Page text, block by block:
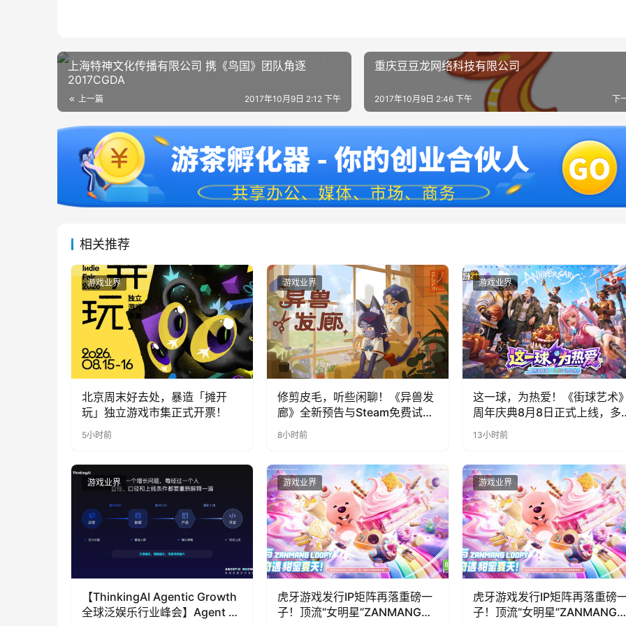
上海特神文化传播有限公司 携《鸟国》团队角逐
2017CGDA
上一篇 2017年10月9日 2:12 下午
重庆豆豆龙网络科技有限公司
下
2017年10月9日 2:46 下午
相关推荐
游戏业界
北京周末好去处，暴造「摊开
玩」独立游戏市集正式开票！
5小时前
游戏业界
修剪皮毛，听些闲聊！《异兽发
廊》全新预告与Steam免费试玩
公开
8小时前
游戏业界
这一球，为热爱！《街球艺术
周年庆典8月8日正式上线，多
福利与全新内容同步开启
13小时前
游戏业界
【ThinkingAI Agentic Growth
全球泛娱乐行业峰会】Agent 时
游戏业界
虎牙游戏发行IP矩阵再落重磅一
子！顶流“女明星”ZANMANG
游戏业界
虎牙游戏发行IP矩阵再落重磅
子！顶流“女明星”ZANMANG